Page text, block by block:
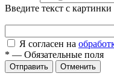
Введите текст с картинки
Я согласен на
* — Обязательные поля
Отправить Отменить